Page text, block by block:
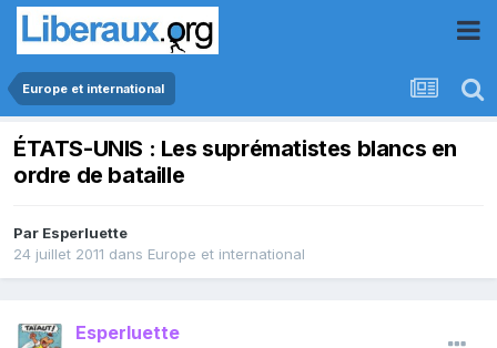
Europe et international
ÉTATS-UNIS : Les suprématistes blancs en
ordre de bataille
Par Esperluette
24 juillet 2011 dans Europe et international
Esperluette